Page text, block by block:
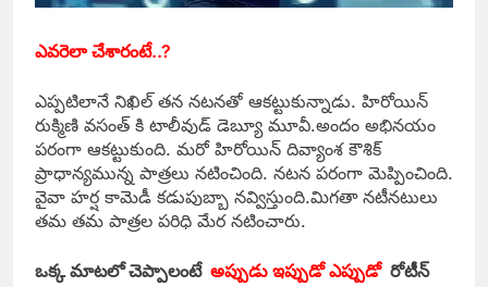
ఎవరెలా చేశారంటే..?
ఎప్పటిలానే నిఖిల్ తన నటనతో ఆకట్టుకున్నాడు. హిరోయిన్
రుక్మిణి వసంత్ కి టాలీవుడ్ డెబ్యూ మూవీ.అందం అభినయం
పరంగా ఆకట్టుకుంది. మరో హిరోయిన్ దివ్యాంశ కౌశిక్
ప్రాధాన్యమున్న పాత్రలు నటించింది. నటన పరంగా మెప్పించింది.
వైవా హర్ష కామెడీ కడుపుబ్బా నవ్విస్తుంది.మిగతా నటీనటులు
తమ తమ పాత్రల పరిధి మేర నటించారు.
ఒక్క మాటలో చెప్పాలంటే అప్పుడు ఇప్పుడో ఎప్పుడో రోటీన్